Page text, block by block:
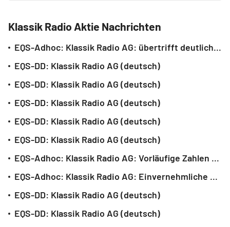
Klassik Radio Aktie Nachrichten
EQS-Adhoc: Klassik Radio AG: übertrifft deutlich die Ergebnisprognose 2025 - 22 % EBITDA-Steigerung, 11 % Umsatzplus (deutsch)
EQS-DD: Klassik Radio AG (deutsch)
EQS-DD: Klassik Radio AG (deutsch)
EQS-DD: Klassik Radio AG (deutsch)
EQS-DD: Klassik Radio AG (deutsch)
EQS-DD: Klassik Radio AG (deutsch)
EQS-Adhoc: Klassik Radio AG: Vorläufige Zahlen 2024 - Umsatz bei 19,1 Mio. Euro, EBITDA auf Vorjahr bei 2,0 Mio. Euro (deutsch)
EQS-Adhoc: Klassik Radio AG: Einvernehmliche Änderung in geplanter Vorstandsbesetzung (deutsch)
EQS-DD: Klassik Radio AG (deutsch)
EQS-DD: Klassik Radio AG (deutsch)